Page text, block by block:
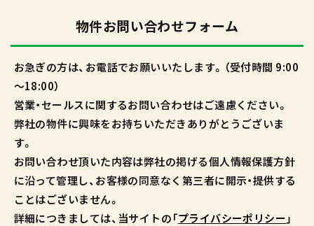
物件お問い合わせフォーム
お急ぎの方は、お電話でお願いいたします。（受付時間 9:00
～18:00）
営業・セールスに関するお問い合わせはご遠慮ください。
弊社の物件に興味をお持ちいただきありがとうございま
す。
お問い合わせ頂いた内容は弊社の掲げる個人情報保護方針
に沿って管理し、お客様の同意なく第三者に開示・提供する
ことはございません。
詳細につきましては、当サイトの「プライバシーポリシー」